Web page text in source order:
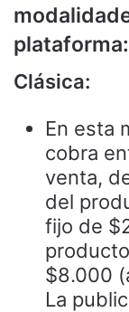
plataforma:
Clásica:
En esta
cobra
venta,
del
fijo de
$8.000
La